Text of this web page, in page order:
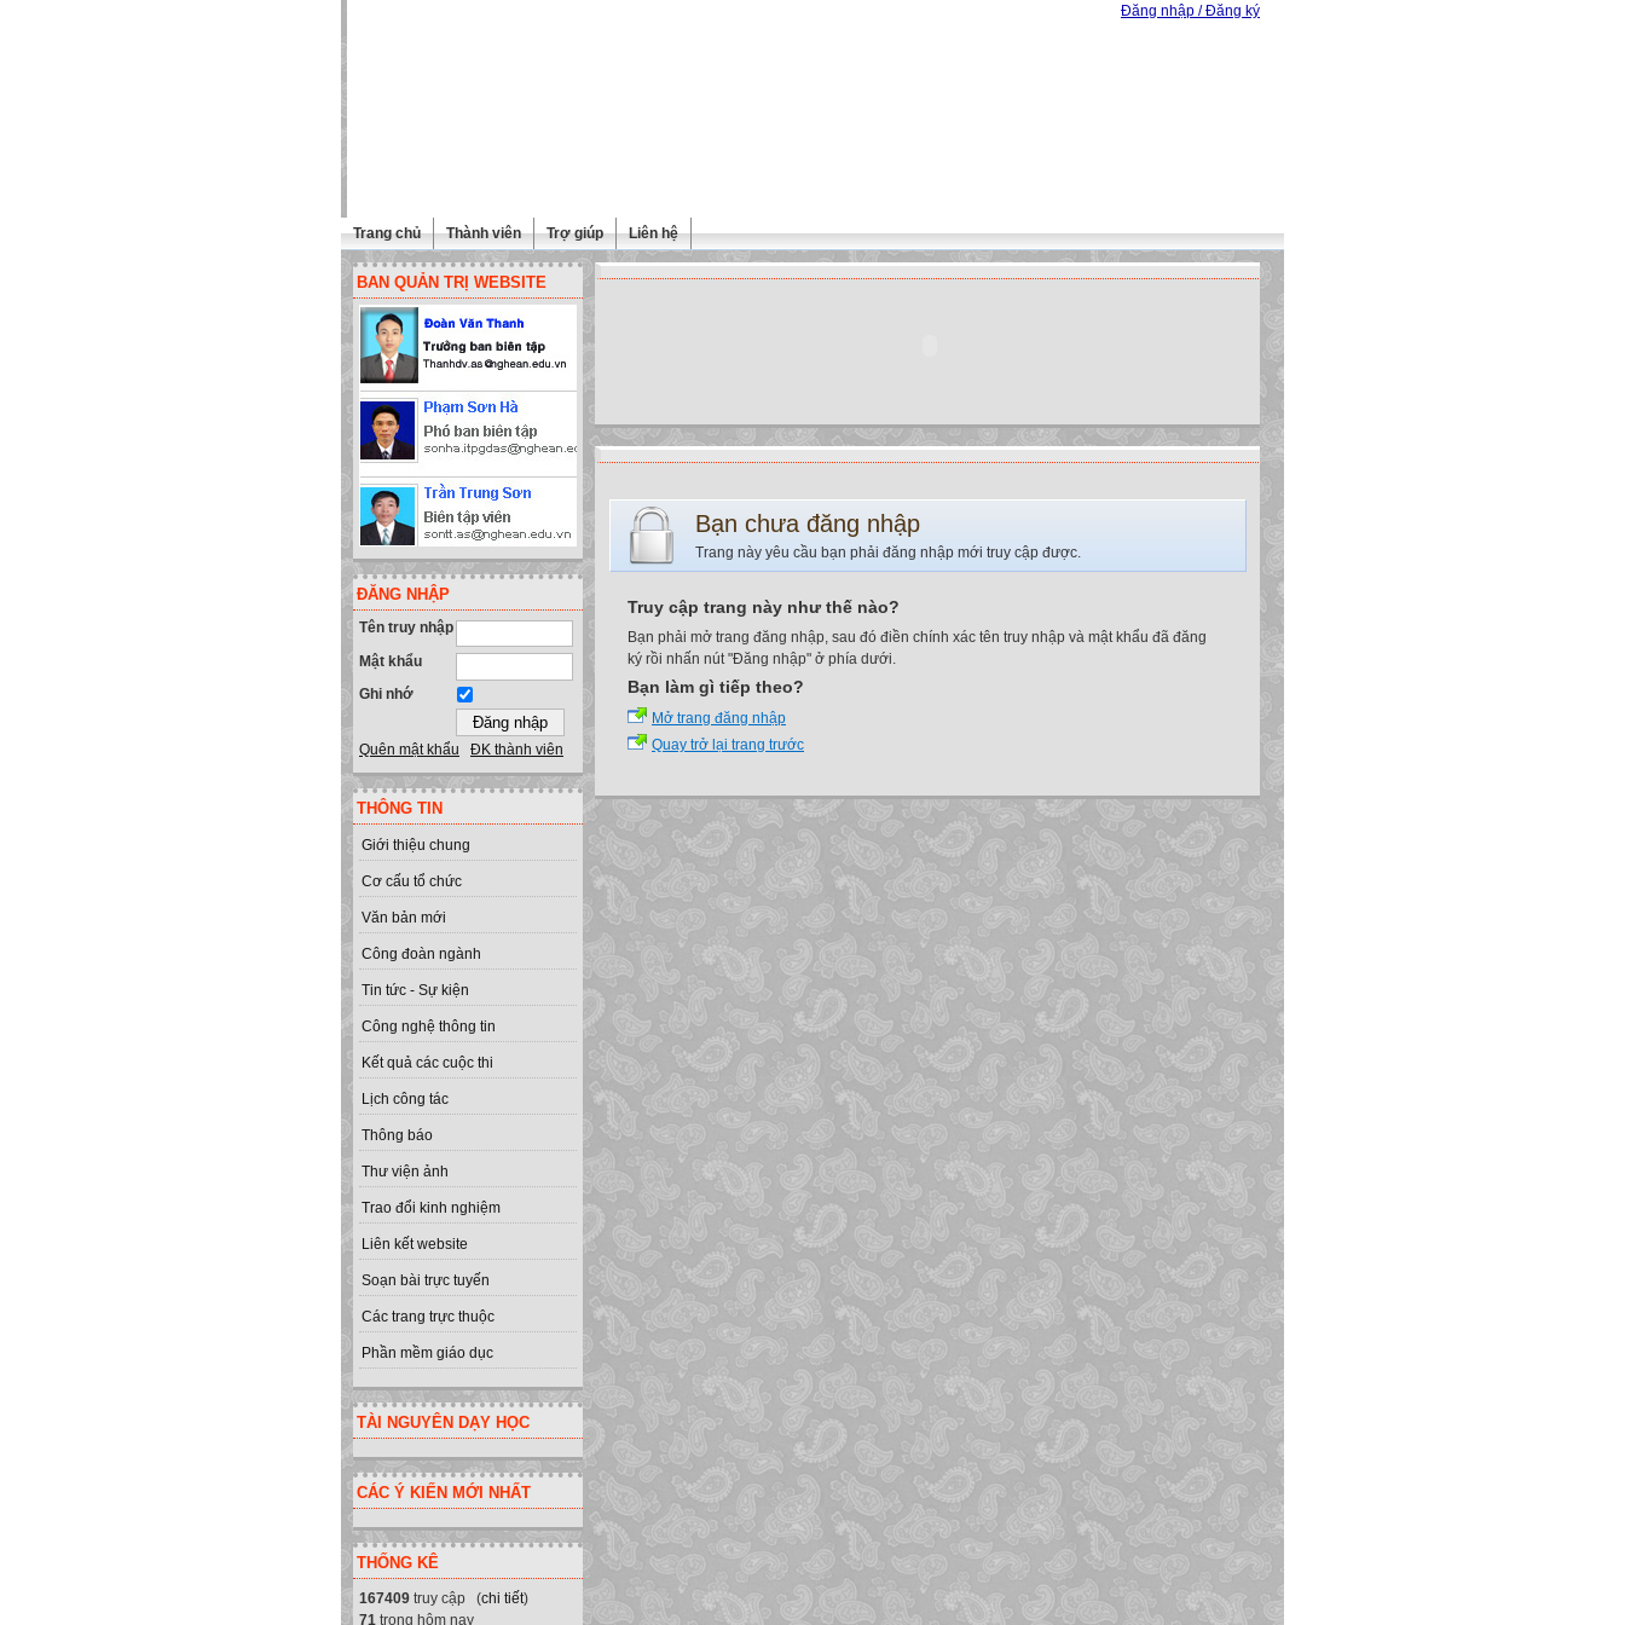
Đăng nhập / Đăng ký
Trang chủ Thành viên Trợ giúp Liên hệ
BAN QUẢN TRỊ WEBSITE
ĐĂNG NHẬP
Tên truy nhập
Mật khẩu
Ghi nhớ
Quên mật khẩu ĐK thành viên
THÔNG TIN
Giới thiệu chung
Cơ cấu tổ chức
Văn bản mới
Công đoàn ngành
Tin tức - Sự kiện
Công nghệ thông tin
Kết quả các cuộc thi
Lịch công tác
Thông báo
Thư viện ảnh
Trao đổi kinh nghiệm
Liên kết website
Soạn bài trực tuyến
Các trang trực thuộc
Phần mềm giáo dục
TÀI NGUYÊN DẠY HỌC
CÁC Ý KIẾN MỚI NHẤT
THỐNG KÊ
167409 truy cập (chi tiết)
71 trong hôm nay
Bạn chưa đăng nhập
Trang này yêu cầu bạn phải đăng nhập mới truy cập được.
Truy cập trang này như thế nào?
Bạn phải mở trang đăng nhập, sau đó điền chính xác tên truy nhập và mật khẩu đã đăng
ký rồi nhấn nút "Đăng nhập" ở phía dưới.
Bạn làm gì tiếp theo?
Mở trang đăng nhập
Quay trở lại trang trước